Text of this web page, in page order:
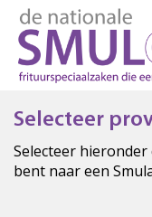
Selecteer
Selecteer
bent naar een